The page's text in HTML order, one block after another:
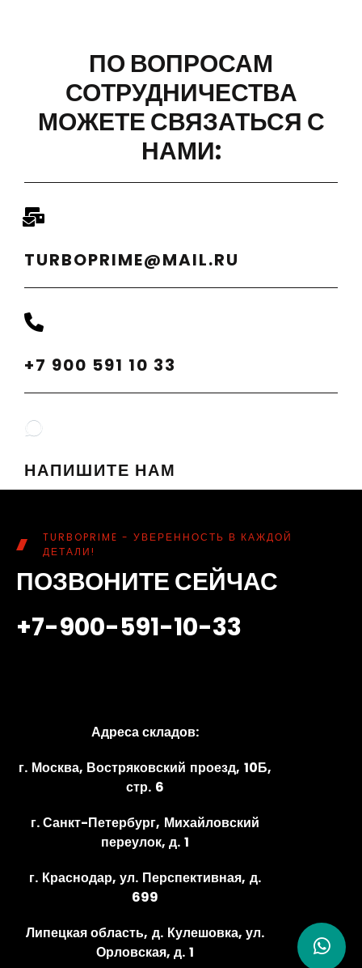
ПО ВОПРОСАМ
СОТРУДНИЧЕСТВА
МОЖЕТЕ СВЯЗАТЬСЯ С
НАМИ:
TURBOPRIME@MAIL.RU
+7 900 591 10 33
НАПИШИТЕ НАМ
TURBOPRIME - УВЕРЕННОСТЬ В КАЖДОЙ
ДЕТАЛИ!
ПОЗВОНИТЕ СЕЙЧАС
+7-900-591-10-33
Адреса складов:
г. Москва, Востряковский проезд, 10Б,
стр. 6
г. Санкт-Петербург, Михайловский
переулок, д. 1
г. Краснодар, ул. Перспективная, д.
699
Липецкая область, д. Кулешовка, ул.
Орловская, д. 1